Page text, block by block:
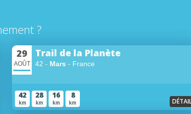
?
29
AOÛT
Trail de la Planète
42 - Mars - France
42
km
28
km
16
km
8
km